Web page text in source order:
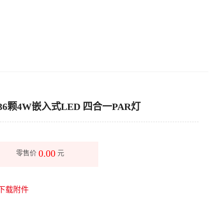
颗4W嵌入式LED 四合一PAR灯
零售价 0.00 元
载附件